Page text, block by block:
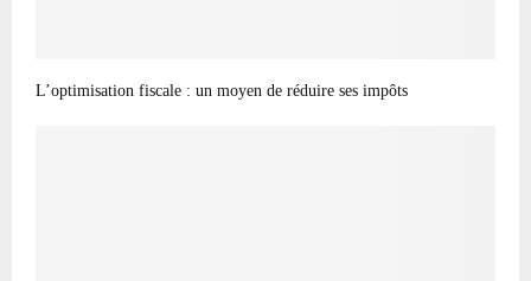
L’optimisation fiscale : un moyen de réduire ses impôts